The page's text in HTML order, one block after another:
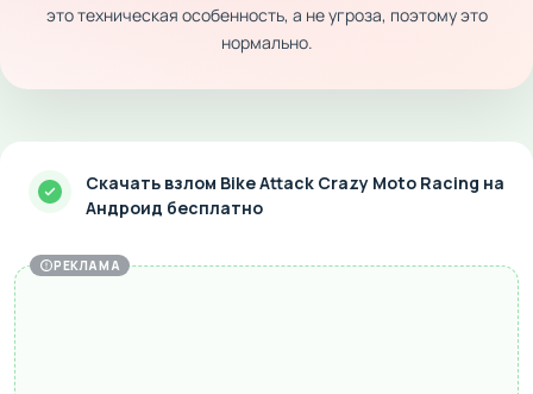
это техническая особенность, а не угроза, поэтому это
нормально.
Скачать взлом Bike Attack Crazy Moto Racing на
Андроид бесплатно
РЕКЛАМА